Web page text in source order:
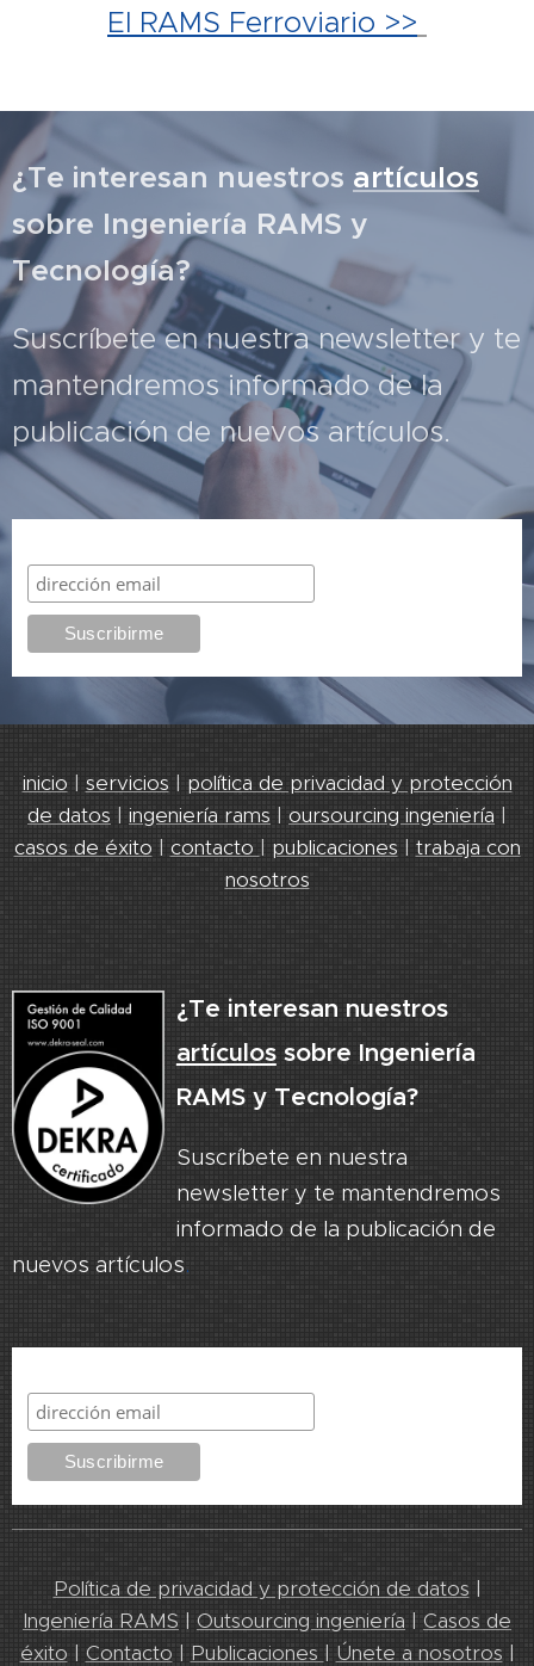
El RAMS Ferroviario >>
¿Te interesan nuestros artículos
sobre Ingeniería RAMS y
Tecnología?
Suscríbete en nuestra newsletter y te
mantendremos informado de la
publicación de nuevos artículos.
inicio | servicios | política de privacidad y protección
de datos | ingeniería rams | oursourcing ingeniería |
casos de éxito | contacto | publicaciones | trabaja con
nosotros
¿Te interesan nuestros
artículossobre Ingeniería
RAMS y Tecnología?
Suscríbete en nuestra
newsletter y te mantendremos
informado de la publicación de
nuevos artículos.
Política de privacidad y protección de datos |
Ingeniería RAMS | Outsourcing ingeniería | Casos de
éxito | Contacto | Publicaciones | Únete a nosotros |